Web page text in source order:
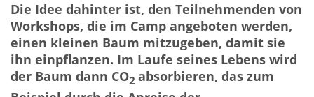
Die Idee dahinter ist, den Teilnehmenden von
Workshops, die im Camp angeboten werden,
einen kleinen Baum mitzugeben, damit sie
ihn einpflanzen. Im Laufe seines Lebens wird
der Baum dann CO2 absorbieren, das zum